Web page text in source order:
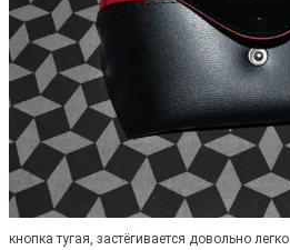
кнопка тугая, застёгивается довольно легко